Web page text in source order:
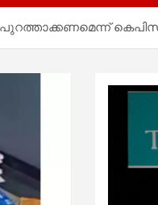
പുറത്താക്കണമെന്ന്